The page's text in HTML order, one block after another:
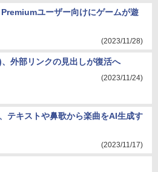
ユーザー向けにゲームが遊
(2023/11/28)
外部リンクの見出しが復活へ
(2023/11/24)
テキストや鼻歌から楽曲をAI生成す
(2023/11/17)